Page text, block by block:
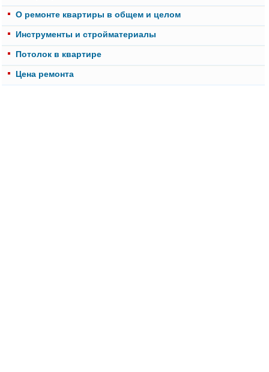
О ремонте квартиры в общем и целом
Инструменты и стройматериалы
Потолок в квартире
Цена ремонта